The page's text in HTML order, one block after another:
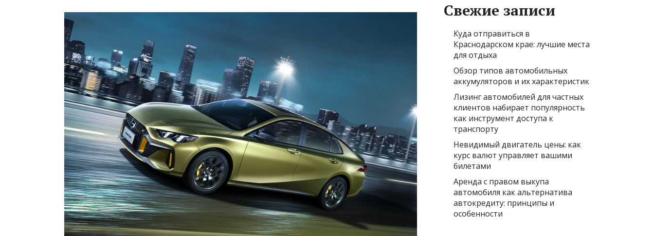
Свежие записи
Куда отправиться в
Краснодарском крае: лучшие места
для отдыха
Обзор типов автомобильных
аккумуляторов и их характеристик
Лизинг автомобилей для частных
клиентов набирает популярность
как инструмент доступа к
транспорту
Невидимый двигатель цены: как
курс валют управляет вашими
билетами
Аренда с правом выкупа
автомобиля как альтернатива
автокредиту: принципы и
особенности